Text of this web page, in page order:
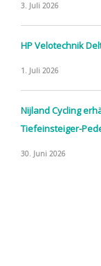
3. Juli 2026
HP Velotechnik
1. Juli 2026
Nijland Cycling
Tiefeinsteiger-
30. Juni 2026